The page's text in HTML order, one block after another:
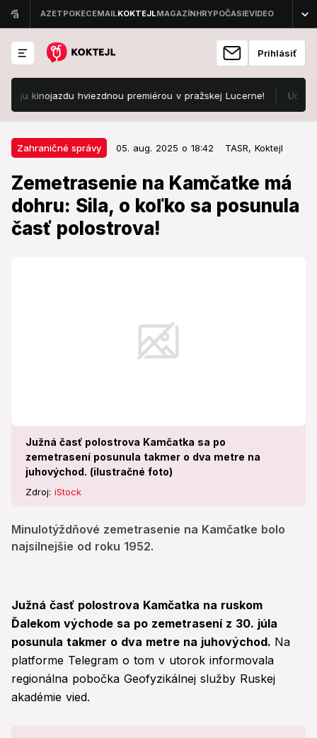
Prihlásiť
kinojazdu hviezdnou premiérou v pražskej Lucerne! Udrieť
Zahraničné správy 05. aug. 2025 o 18:42 TASR, Koktejl
Zemetrasenie na Kamčatke má
dohru: Sila, o koľko sa posunula
časť polostrova!
Južná časť polostrova Kamčatka sa po
zemetrasení posunula takmer o dva metre na
juhovýchod. (ilustračné foto)
Zdroj: iStock
Minulotýždňové zemetrasenie na Kamčatke bolo
najsilnejšie od roku 1952.
Zahraničné správy 05. aug. 2025 o 18:42
Zemetrasenie na Kamčatke má
dohru: Sila, o koľko sa posunula
časť polostrova!
Južná časť polostrova Kamčatka na ruskom
Ďalekom východe sa po zemetrasení z 30. júla
posunula takmer o dva metre na juhovýchod. Na
platforme Telegram o tom v utorok informovala
regionálna pobočka Geofyzikálnej služby Ruskej
akadémie vied.